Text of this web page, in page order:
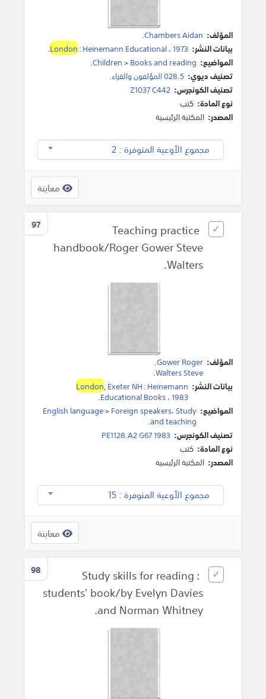
المؤلف: Chambers Aidan
.
بيانات النشر:
London:Heinemann Educational،1973
.
المواضيع:
Children>Books and reading
.
تصنيف ديوي: 028.5 المؤلفون والقراء.
تصنيف الكونجرس: Z1037 C442
نوع المادة: كتب
المصدر: المكتبة الرئيسية
مجموع الأوعية المتوفرة : 2
معاينة
97
Teaching practice
handbook/Roger Gower Steve
Walters.
المؤلف: Gower Roger
.
Walters Steve
.
بيانات النشر:
London,Exeter NH:Heinemann
Educational Books،1983
.
المواضيع:
English language>Foreign speakers،Study
and teaching
.
تصنيف الكونجرس: PE1128.A2 G67 1983
نوع المادة: كتب
المصدر: المكتبة الرئيسية
مجموع الأوعية المتوفرة : 15
معاينة
98
Study skills for reading :
students' book/by Evelyn Davies
and Norman Whitney.